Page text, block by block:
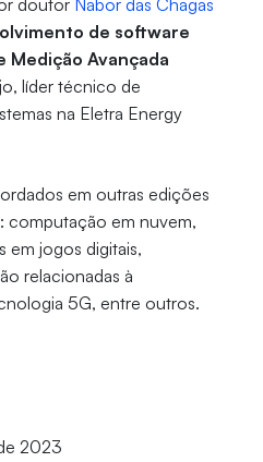
doutor Nabor das Chagas
de software
Avançada
líder técnico de
na Eletra Energy
em outras edições
computação em nuvem,
em jogos digitais,
relacionadas à
5G, entre outros.
2023